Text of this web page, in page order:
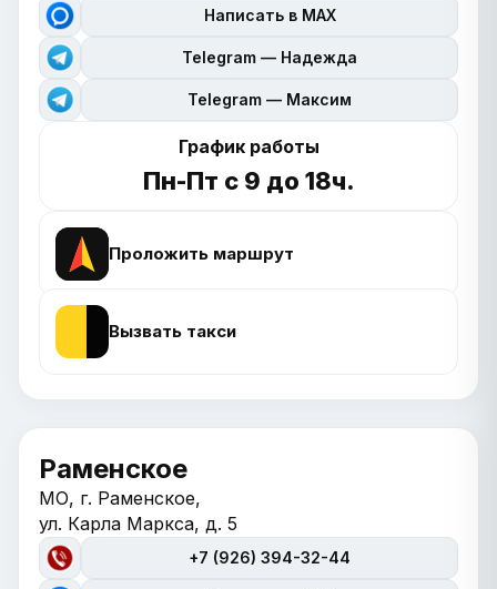
Написать в MAX
Telegram — Надежда
Telegram — Максим
График работы
Пн-Пт с 9 до 18ч.
Проложить маршрут
Вызвать такси
Раменское
МО, г. Раменское,
ул. Карла Маркса, д. 5
+7 (926) 394-32-44